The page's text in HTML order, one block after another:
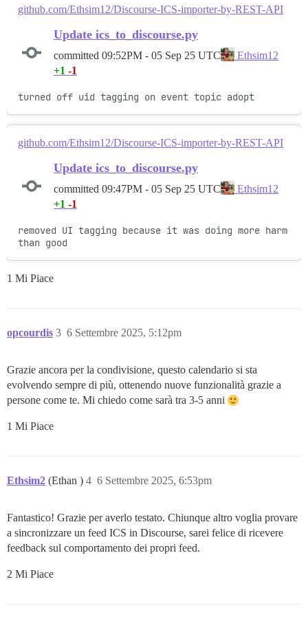
github.com/Ethsim12/Discourse-ICS-importer-by-REST-API
Update ics_to_discourse.py
committed 09:52PM - 05 Sep 25 UTC
Ethsim12
+1 -1
turned off uid tagging on event topic adopt
github.com/Ethsim12/Discourse-ICS-importer-by-REST-API
Update ics_to_discourse.py
committed 09:47PM - 05 Sep 25 UTC
Ethsim12
+1 -1
removed UI tagging because it was doing more harm
than good
1 Mi Piace
opcourdis 6 Settembre 2025, 5:12pm
3
Grazie ancora per la condivisione, questo calendario si sta
evolvendo sempre di più, ottenendo nuove funzionalità grazie a
persone come te. Mi chiedo come sarà tra 3-5 anni
1 Mi Piace
Ethsim2 (Ethan ) 6 Settembre 2025, 6:53pm
4
Fantastico! Grazie per averlo testato. Chiunque altro voglia provare
a sincronizzare un feed ICS in Discourse, sarei felice di ricevere
feedback sul comportamento dei propri feed.
2 Mi Piace